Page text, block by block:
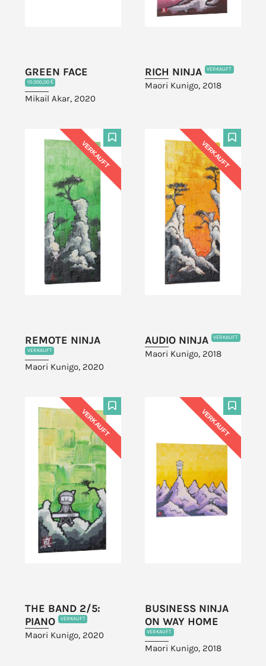
GREEN FACE
10.000,00 €
Mikail Akar, 2020
RICH NINJA VERKAUFT
Maori Kunigo, 2018
F
VERKAUFT
REMOTE NINJA
VERKAUFT
Maori Kunigo, 2020
F
VERKAUFT
AUDIO NINJA VERKAUFT
Maori Kunigo, 2018
F
VERKAUFT
THE BAND 2/5:
PIANO VERKAUFT
Maori Kunigo, 2020
F
VERKAUFT
BUSINESS NINJA
ON WAY HOME
VERKAUFT
Maori Kunigo, 2018